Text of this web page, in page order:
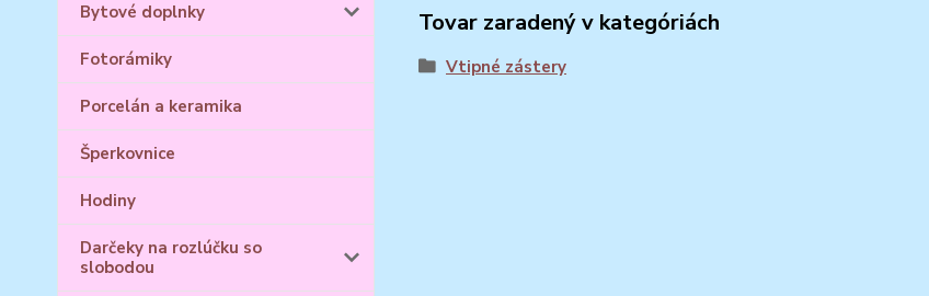
Bytové doplnky
Fotorámiky
Porcelán a keramika
Šperkovnice
Hodiny
Darčeky na rozlúčku so
slobodou
Tovar zaradený v kategóriách
Vtipné zástery